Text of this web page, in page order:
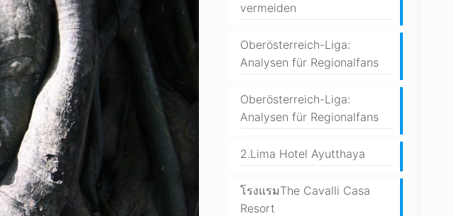
vermeiden
Oberösterreich-Liga:
Analysen für Regionalfans
Oberösterreich-Liga:
Analysen für Regionalfans
2.Lima Hotel Ayutthaya
โรงแรมThe Cavalli Casa
Resort